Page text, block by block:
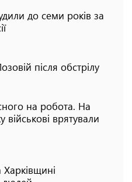
до семи років за
після обстрілу
на робота. На
врятували
Харківщині